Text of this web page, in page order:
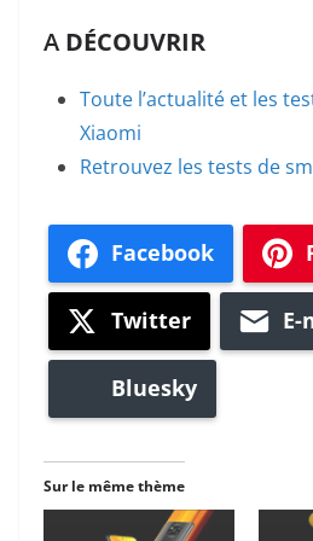
A DÉCOUVRIR
Toute l’actualité et les
Xiaomi
Retrouvez les tests de
Facebook
Twitter E-
Bluesky
Sur le même thème